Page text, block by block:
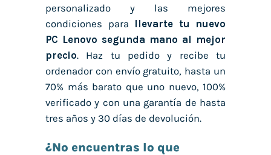
personalizado y las mejores
condiciones para
llevarte tu nuevo
PC Lenovo segunda mano al mejor
precio. Haz tu pedido y recibe tu
ordenador con envío gratuito, hasta un
70% más barato que uno nuevo, 100%
verificado y con una garantía de hasta
tres años y 30 días de devolución.
¿No encuentras lo que